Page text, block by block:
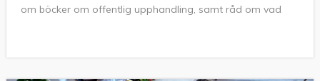
om böcker om offentlig upphandling, samt råd om vad